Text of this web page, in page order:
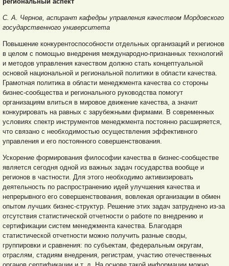
С. А. Чернов, аспирант кафедры управления качеством Мордовского
государственного университета
Повышение конкурентоспособности отдельных организаций и регионов
в целом с помощью внедрения международно-признанных технологий
и методов управления качеством должно стать концептуальной
основой национальной и региональной политики в области качества.
Грамотная политика в области менеджмента качества со стороны
бизнес-сообщества и регионального руководства помогут
организациям влиться в мировое движение качества, а значит
конкурировать на равных с зарубежными фирмами. В современных
условиях спектр инструментов менеджмента постоянно расширяется,
что связано с необходимостью осуществления эффективного
управления и его постоянного совершенствования.
Ускорение формирования философии качества в бизнес-сообществе
является сегодня одной из важных задач государства вообще и
регионов в частности. Для этого необходимо активизировать
деятельность по распространению идей улучшения качества и
непрерывного его совершенствования, вовлекая организации в обмен
опытом лучших бизнес-структур. Решение этих задач затруднено из-за
отсутствия статистической отчетности о работе по внедрению и
сертификации систем менеджмента качества. Благодаря
статистической отчетности можно получить разные своды,
группировки и сравнения: по субъектам, федеральным округам,
отраслям, стадиям внедрения, регистрам, участию отечественных